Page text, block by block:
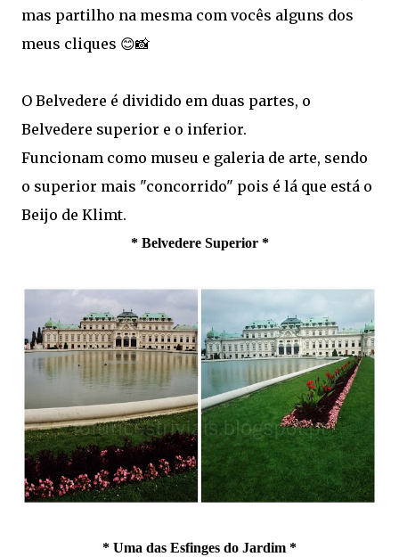
mas partilho na mesma com vocês alguns dos
meus cliques 😊📸
O Belvedere é dividido em duas partes, o
Belvedere superior e o inferior.
Funcionam como museu e galeria de arte, sendo
o superior mais "concorrido" pois é lá que está o
Beijo de Klimt.
* Belvedere Superior *
* Uma das Esfinges do Jardim *